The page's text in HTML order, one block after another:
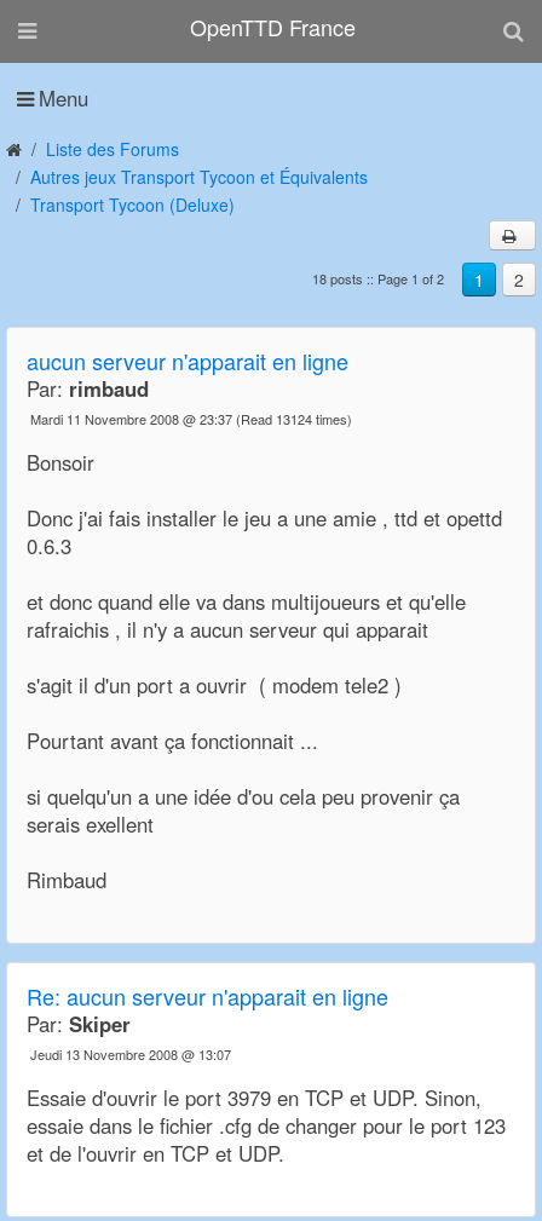
OpenTTD France
Menu
Liste des Forums
Autres jeux Transport Tycoon et Équivalents
Transport Tycoon (Deluxe)
1 2
18 posts :: Page 1 of 2
aucun serveur n'apparait en ligne
Par: rimbaud
Mardi 11 Novembre 2008 @ 23:37 (Read 13124 times)
Bonsoir
Donc j'ai fais installer le jeu a une amie , ttd et opettd
0.6.3
et donc quand elle va dans multijoueurs et qu'elle
rafraichis , il n'y a aucun serveur qui apparait
s'agit il d'un port a ouvrir ( modem tele2 )
Pourtant avant ça fonctionnait ...
si quelqu'un a une idée d'ou cela peu provenir ça
serais exellent
Rimbaud
Re: aucun serveur n'apparait en ligne
Par: Skiper
Jeudi 13 Novembre 2008 @ 13:07
Essaie d'ouvrir le port 3979 en TCP et UDP. Sinon,
essaie dans le fichier .cfg de changer pour le port 123
et de l'ouvrir en TCP et UDP.